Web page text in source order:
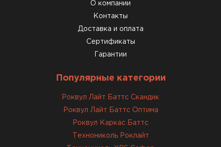
О компании
Контакты
Доставка и оплата
Сертификаты
Гарантии
Популярные категории
Роквул Лайт Баттс Скандик
Роквул Лайт Баттс Оптима
Роквул Каркас Баттс
Технониколь Роклайт